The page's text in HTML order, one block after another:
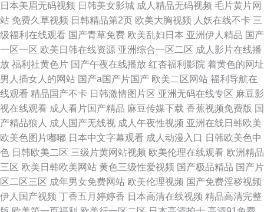
日本美眉无码视频 日韩美女影城 成人精品无码视频 毛片黄片网
站 免费久草视频 日韩精品第2页 欧美大胸视频 人妖在线不卡 三
级福利在线观看 国产青草免费 欧美乱妇日本 亚洲伊人精品 国产
一区一区 欧美日韩在线资源 亚洲综合一区二区 成人影片在线播
放 福利社黄色片 国产午夜在线播放 红杏福利影院 着黄色的网址
男人插女人的网站 国产a国产片国产 欧美二区网站 福利导航在
线观看 精品国产不卡 日韩激情图片区 亚洲无码在线专区 麻豆影
视在线观看 成人看片国产精品 麻豆传媒下载 香蕉视频免费版 国
产精品狼人 成人国产无线视 成人午夜性视频 亚洲在线日韩欧美
欧美色图片嘟嘟 日本中文字幕观看 成人动漫入口 日韩欧美色中
色 日韩欧美二区 三级片黄网站视频 欧美伦理在线观看 欧洲精品
三区 欧美日韩欧美网站 黄色三级性爱视频 国产极品精品 国产片
区二区三区 成年男女免费网站 欧美伦理视频 国产免费淫秽视频
伊人国产视频 丁香五月婷婷香 日本高清在线视频 精品高清完整